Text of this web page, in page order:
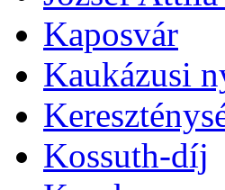
Kaposvár
Kaukázusi
Kossuth-díj